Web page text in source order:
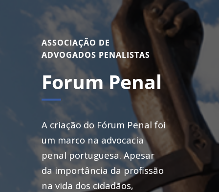
ASSOCIAÇÃO DE
ADVOGADOS PENALISTAS
Forum Penal
A criação do Fórum Penal foi
um marco na advocacia
penal portuguesa. Apesar
da importância da profissão
na vida dos cidadãos,